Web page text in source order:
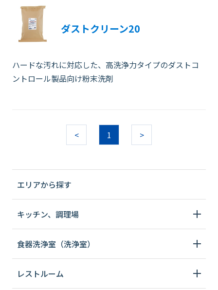
ダストクリーン20
ハードな汚れに対応した、高洗浄力タイプのダストコ
ントロール製品向け粉末洗剤
< 1 >
エリアから探す
キッチン、調理場
食器洗浄室（洗浄室）
レストルーム